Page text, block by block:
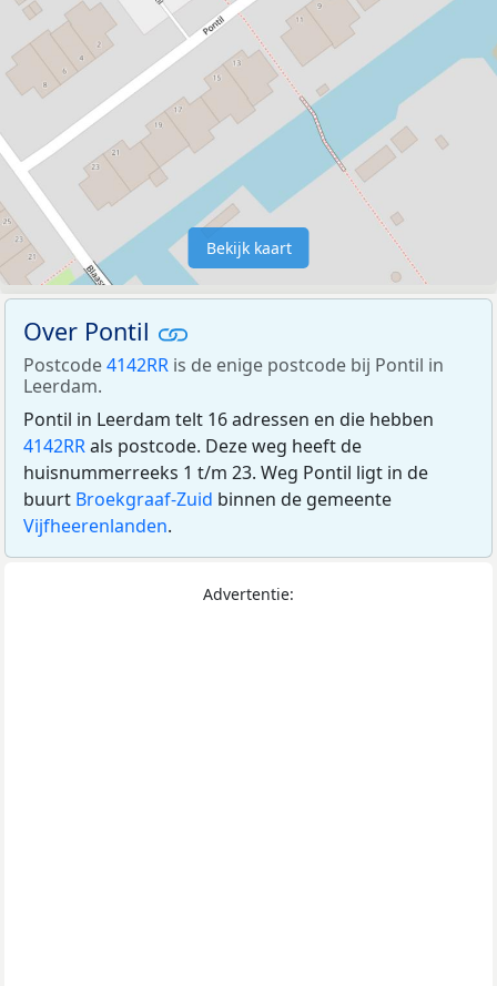
Bekijk kaart
Over Pontil
Postcode4142RR is de enige postcode bij Pontil in
Leerdam.
Pontil in Leerdam telt 16 adressen en die hebben
4142RRals postcode. Deze weg heeft de
huisnummerreeks 1 t/m 23. Weg Pontil ligt in de
buurt Broekgraaf-Zuid binnen de gemeente
Vijfheerenlanden.
Advertentie: